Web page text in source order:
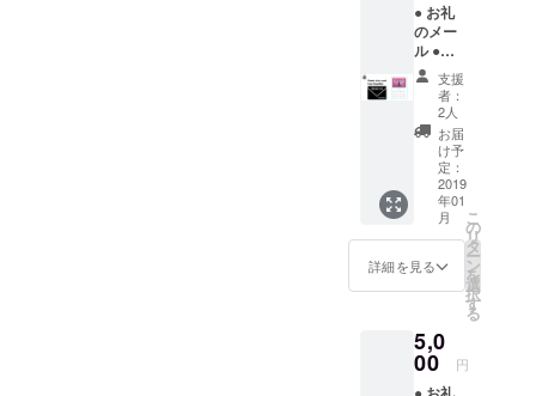
● お礼
のメー
ル ●
YUNTA
WAY特
別カレ
ンダー
支援
者：
2人
お届
け予
定：
2019
年01
月
詳細を見る
こ
の
リ
タ
ー
ン
を
選
択
す
る
5,0
00 円